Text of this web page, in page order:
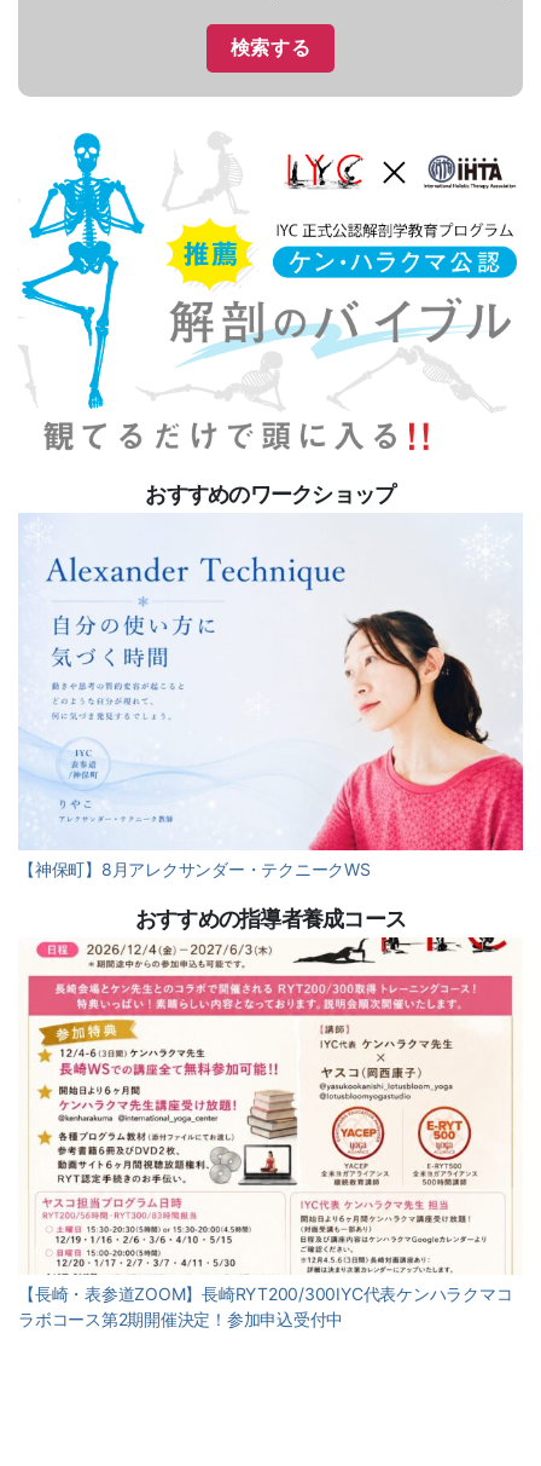
おすすめのワークショップ
【神保町】8月アレクサンダー・テクニークWS
おすすめの指導者養成コース
【長崎・表参道ZOOM】長崎RYT200/300IYC代表ケンハラクマコ
ラボコース第2期開催決定！参加申込受付中